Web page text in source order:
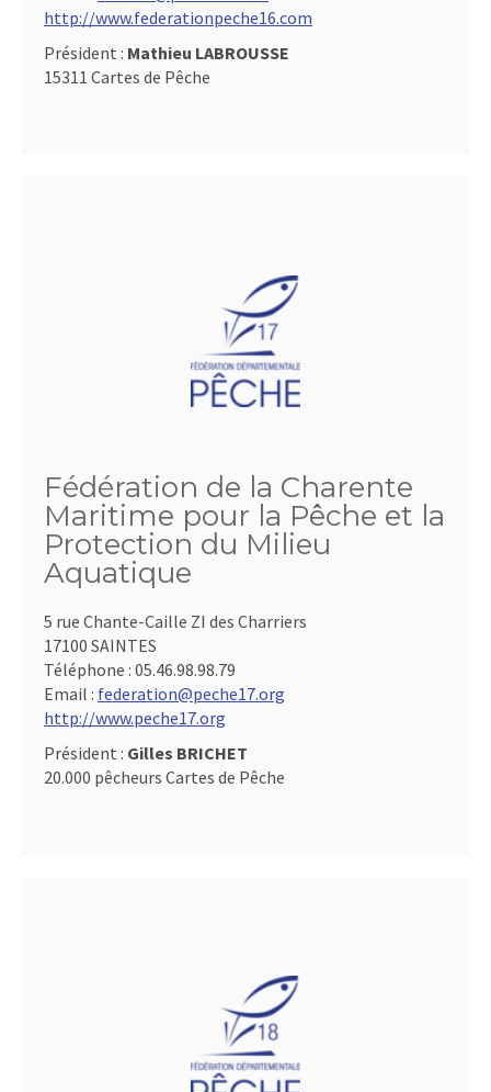
http://www.federationpeche16.com
Président : Mathieu LABROUSSE
15311 Cartes de Pêche
Fédération de la Charente
Maritime pour la Pêche et la
Protection du Milieu
Aquatique
5 rue Chante-Caille ZI des Charriers
17100 SAINTES
Téléphone : 05.46.98.98.79
Email : federation@peche17.org
http://www.peche17.org
Président : Gilles BRICHET
20.000 pêcheurs Cartes de Pêche